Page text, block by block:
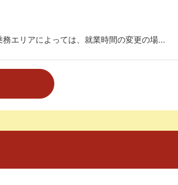
エリアによっては、就業時間の変更の場...